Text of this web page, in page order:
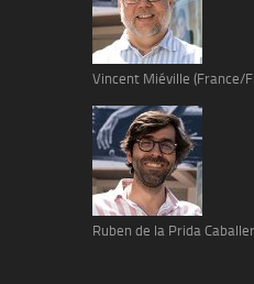
Vincent Miéville (France/
Ruben de la Prida